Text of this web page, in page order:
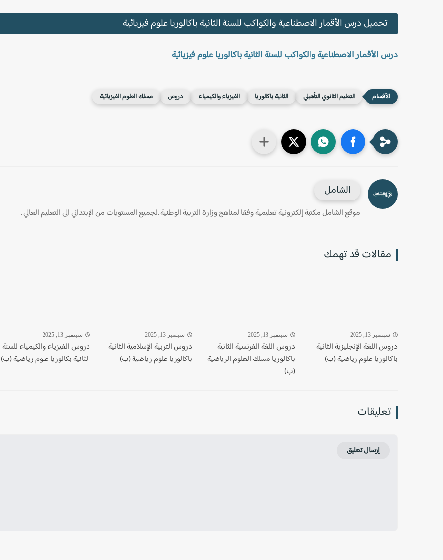
تحميل درس الأقمار الاصطناعية والكواكب للسنة الثانية باكالوريا علوم فيزيائية
درس الأقمار الاصطناعية والكواكب للسنة الثانية باكالوريا علوم فيزيائية
التعليم الثانوي التأهيلي الثانية باكالوريا الفيزياء والكيمياء دروس مسلك العلوم الفيزيائية
الشامل
موقع الشامل مكتبة إلكترونية تعليمية وفقا لمناهج وزارة التربية الوطنية .لجميع المستويات من الإبتدائي الى التعليم العالي .
مقالات قد تهمك
سبتمبر 13, 2025
دروس اللغة الإنجليزية الثانية
باكالوريا علوم رياضية (ب)
سبتمبر 13, 2025
دروس اللغة الفرنسية الثانية
باكالوريا مسلك العلوم الرياضية
(ب)
سبتمبر 13, 2025
دروس التربية الإسلامية الثانية
باكالوريا علوم رياضية (ب)
سبتمبر 13, 2025
دروس الفيزياء والكيمياء للسنة
الثانية بكالوريا علوم رياضية (ب)
تعليقات
إرسال تعليق